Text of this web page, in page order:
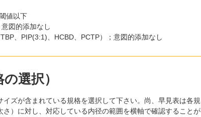
値以下
図的添加なし
、PIP(3:1)、HCBD、PCTP）；意図的添加なし
選択）
ズが含まれている規格を選択して下さい。尚、早見表は各規
）に対し、対応している内径の範囲を横軸で確認することが